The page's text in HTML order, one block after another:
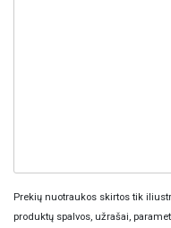
Prekių nuotraukos skirtos tik
produktų spalvos, užrašai,